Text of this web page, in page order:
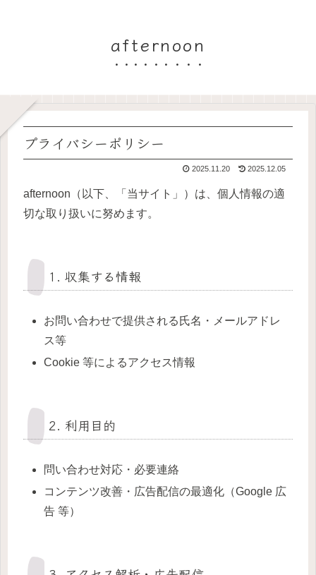
afternoon
プライバシーポリシー
2025.11.20 2025.12.05
afternoon（以下、「当サイト」）は、個人情報の適
切な取り扱いに努めます。
1. 収集する情報
お問い合わせで提供される氏名・メールアドレ
ス等
Cookie 等によるアクセス情報
2. 利用目的
問い合わせ対応・必要連絡
コンテンツ改善・広告配信の最適化（Google 広
告 等）